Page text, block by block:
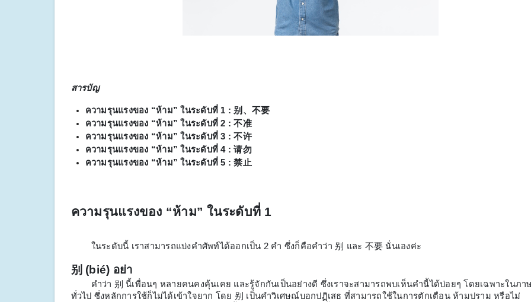
สารบัญ
ความรุนแรงของ “ห้าม” ในระดับที่ 1 : 别、不要
ความรุนแรงของ “ห้าม” ในระดับที่ 2 : 不准
ความรุนแรงของ “ห้าม” ในระดับที่ 3 : 不许
ความรุนแรงของ “ห้าม” ในระดับที่ 4 : 请勿
ความรุนแรงของ “ห้าม” ในระดับที่ 5 : 禁止
ความรุนแรงของ “ห้าม” ในระดับที่ 1
ในระดับนี้ เราสามารถแบ่งคำศัพท์ได้ออกเป็น 2 คำ ซึ่งก็คือคำว่า 别 และ 不要 นั่นเองค่ะ
别 (bié) อย่า
คำว่า 别 นี้เพื่อนๆ หลายคนคงคุ้นเคย และรู้จักกันเป็นอย่างดี ซึ่งเราจะสามารถพบเห็นคำนี้ได้บ่อยๆ โดยเฉพาะในภา
ทั่วไป ซึ่งหลักการใช้ก็ไม่ได้เข้าใจยาก โดย 别 เป็นคำวิเศษณ์บอกปฏิเสธ ที่สามารถใช้ในการตักเตือน ห้ามปราม หรือไม่